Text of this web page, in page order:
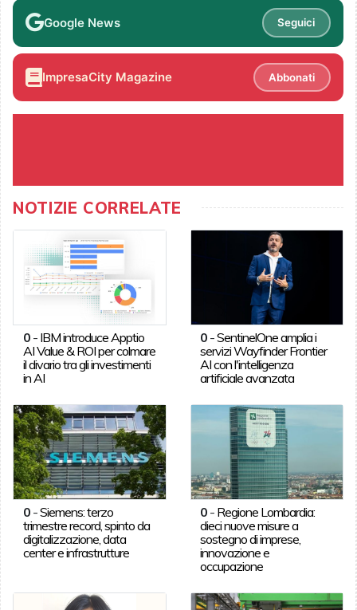
Google News Seguici
ImpresaCity Magazine Abbonati
NOTIZIE CORRELATE
0- IBM introduce Apptio
AI Value & ROI per colmare
il divario tra gli investimenti
in AI
0 -SentinelOne amplia i
servizi Wayfinder Frontier
AI con l'intelligenza
artificiale avanzata
0-Siemens: terzo
trimestre record, spinto da
digitalizzazione, data
center e infrastrutture
0 - Regione Lombardia:
dieci nuove misure a
sostegno di imprese,
innovazione e
occupazione